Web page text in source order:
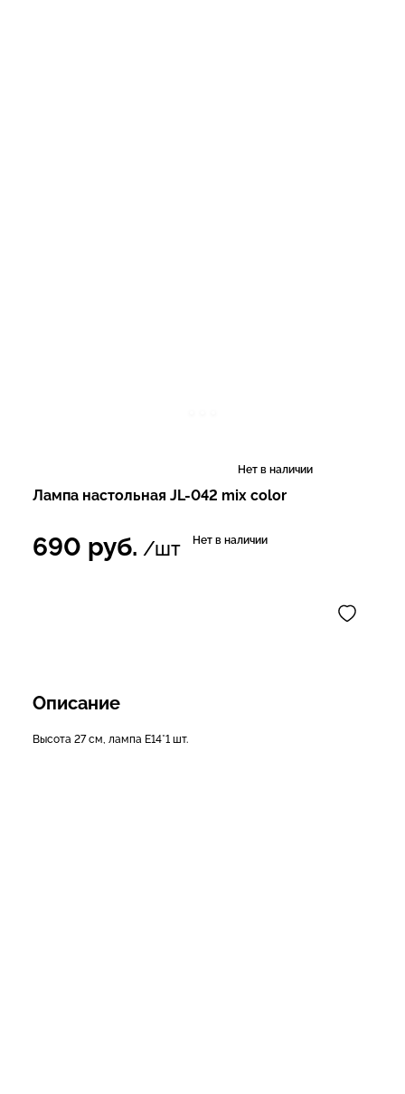
Нет в наличии
Лампа настольная JL-042 mix color
690 руб. /шт Нет в наличии
Описание
Высота 27 см, лампа Е14*1 шт.